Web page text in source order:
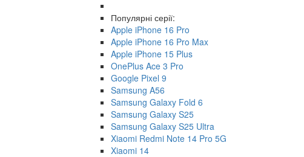
Популярні серії:
Apple iPhone 16 Pro
Apple iPhone 16 Pro Max
Apple iPhone 15 Plus
OnePlus Ace 3 Pro
Google Pixel 9
Samsung A56
Samsung Galaxy Fold 6
Samsung Galaxy S25
Samsung Galaxy S25 Ultra
Xiaomi Redmi Note 14 Pro 5G
Xiaomi 14